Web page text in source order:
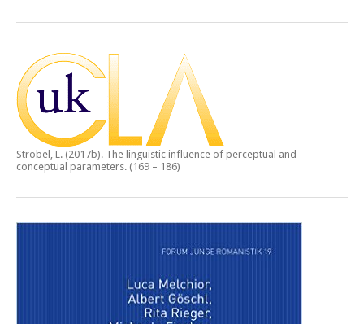
Ströbel, L. (2017b). The linguistic influence of perceptual and
conceptual parameters. (169 – 186)